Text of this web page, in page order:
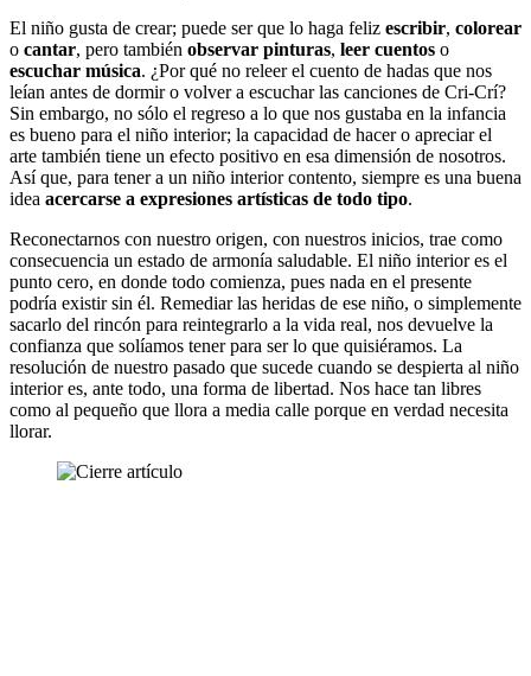
El niño gusta de crear; puede ser que lo haga feliz escribir, colorear
o cantar, pero también observar pinturas, leer cuentos o
escuchar música. ¿Por qué no releer el cuento de hadas que nos
leían antes de dormir o volver a escuchar las canciones de Cri-Crí?
Sin embargo, no sólo el regreso a lo que nos gustaba en la infancia
es bueno para el niño interior; la capacidad de hacer o apreciar el
arte también tiene un efecto positivo en esa dimensión de nosotros.
Así que, para tener a un niño interior contento, siempre es una buena
idea acercarse a expresiones artísticas de todo tipo.
Reconectarnos con nuestro origen, con nuestros inicios, trae como
consecuencia un estado de armonía saludable. El niño interior es el
punto cero, en donde todo comienza, pues nada en el presente
podría existir sin él. Remediar las heridas de ese niño, o simplemente
sacarlo del rincón para reintegrarlo a la vida real, nos devuelve la
confianza que solíamos tener para ser lo que quisiéramos. La
resolución de nuestro pasado que sucede cuando se despierta al niño
interior es, ante todo, una forma de libertad. Nos hace tan libres
como al pequeño que llora a media calle porque en verdad necesita
llorar.